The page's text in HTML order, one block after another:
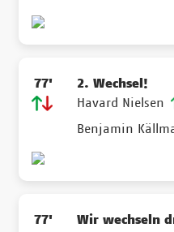
77'
2. Wechsel!
Havard Nielsen
Benjamin
77'
Wir wechseln